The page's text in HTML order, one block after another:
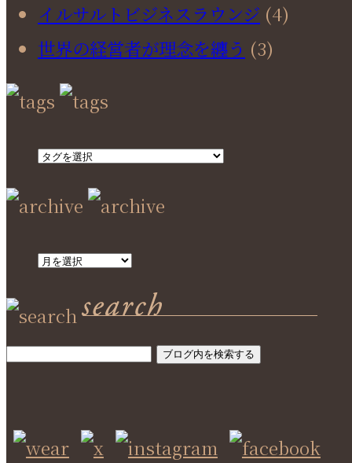
イルサルトビジネスラウンジ (4)
世界の経営者が理念を纏う (3)
SEARCH